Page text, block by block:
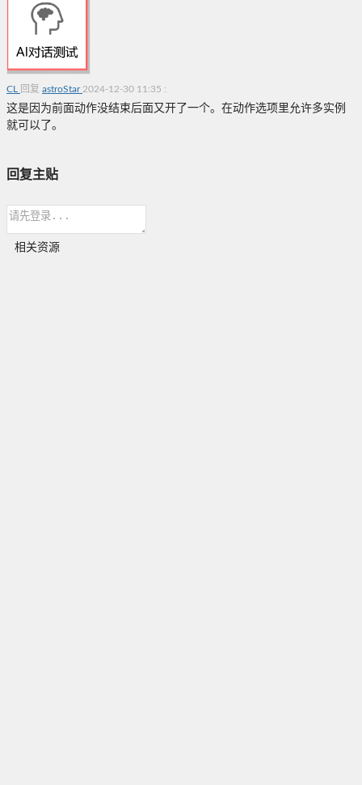
CL 回复 astroStar 2024-12-30 11:35 :
这是因为前面动作没结束后面又开了一个。在动作选项里允许多实例
就可以了。
回复主贴
相关资源